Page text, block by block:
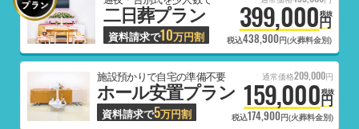
二日葬プラン
資料請求で10万円割
399,000円
税抜
税込438,900円(火葬料金別)
施設預かりで自宅の準備不要
ホール安置プラン
資料請求で5万円割
通常価格209,000円
159,000円
税抜
税込174,900円(火葬料金別)